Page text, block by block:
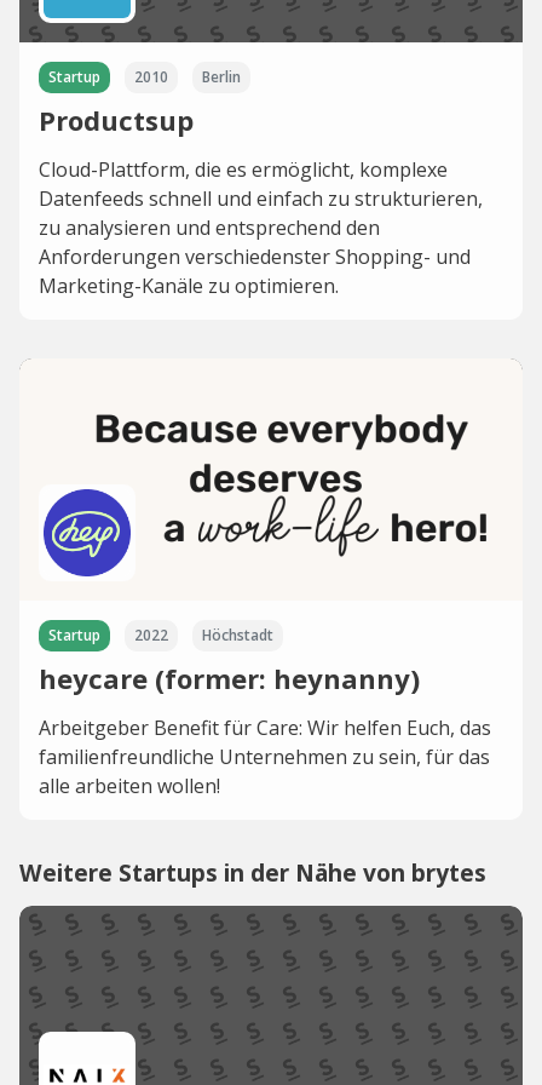
Startup 2010 Berlin
Productsup
Cloud-Plattform, die es ermöglicht, komplexe
Datenfeeds schnell und einfach zu strukturieren,
zu analysieren und entsprechend den
Anforderungen verschiedenster Shopping- und
Marketing-Kanäle zu optimieren.
Startup 2022 Höchstadt
heycare (former: heynanny)
Arbeitgeber Benefit für Care: Wir helfen Euch, das
familienfreundliche Unternehmen zu sein, für das
alle arbeiten wollen!
Weitere Startups in der Nähe von brytes